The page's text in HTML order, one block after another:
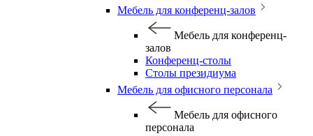
Мебель для конференц-залов
Мебель для конференц-
залов
Конференц-столы
Столы президиума
Мебель для офисного персонала
Мебель для офисного
персонала